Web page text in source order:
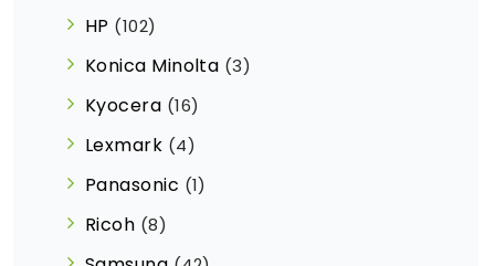
HP (102)
Konica Minolta (3)
Kyocera (16)
Lexmark (4)
Panasonic (1)
Ricoh (8)